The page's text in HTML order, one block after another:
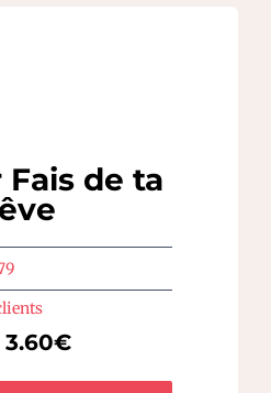
de ta